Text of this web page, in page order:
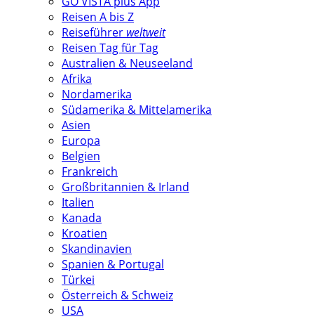
Reisen A bis Z
Reiseführer weltweit
Reisen Tag für Tag
Australien & Neuseeland
Afrika
Nordamerika
Südamerika & Mittelamerika
Asien
Europa
Belgien
Frankreich
Großbritannien & Irland
Italien
Kanada
Kroatien
Skandinavien
Spanien & Portugal
Türkei
Österreich & Schweiz
USA